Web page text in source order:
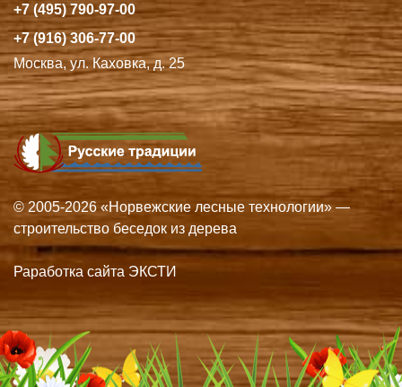
+7 (495) 790-97-00
+7 (916) 306-77-00
Москва, ул. Каховка, д. 25
© 2005-2026 «Норвежские лесные технологии» —
строительство беседок из дерева
Раработка сайта ЭКСТИ